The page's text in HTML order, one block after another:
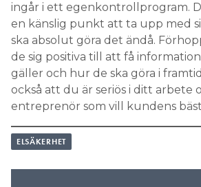
ingår i ett egenkontrollprogram.
en känslig punkt att ta upp med
ska absolut göra det ändå.
de sig positiva till att få
gäller och hur de ska göra i
också att du är seriös i ditt arbete
entreprenör som vill kundens
ELSÄKERHET